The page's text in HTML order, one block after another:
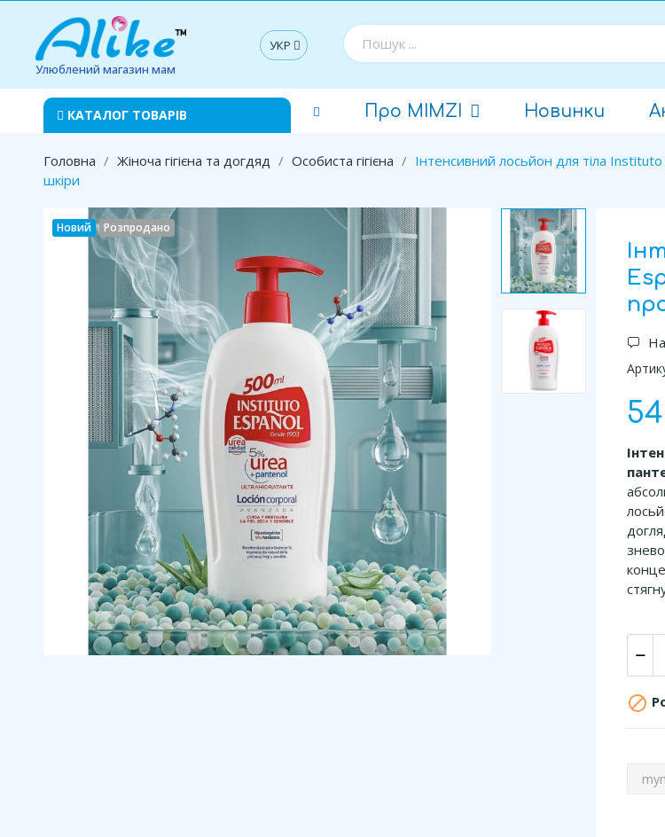
Улюблений магазин мам
УКР
КАТАЛОГ ТОВАРІВ Про MIMZI Новинки
Головна Жіноча гігієна та догдяд Особиста гігієна
Інтенсивний лосьйон для тіла
шкіри
Новий Розпродано
